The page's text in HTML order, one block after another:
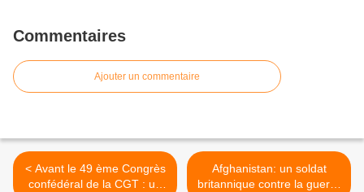
Commentaires
Ajouter un commentaire
< Avant le 49 ème Congrès
confédéral de la CGT : un
Afghanistan: un soldat
britannique contre la guerre